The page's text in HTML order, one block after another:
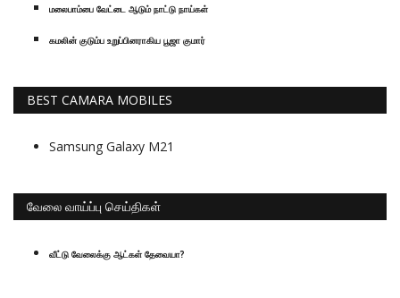
மலைபாம்பை வேட்டை ஆடும் நாட்டு நாய்கள்
கமலின் குடும்ப உறுப்பினராகிய பூஜா குமார்
BEST CAMARA MOBILES
Samsung Galaxy M21
வேலை வாய்ப்பு செய்திகள்
வீட்டு வேலைக்கு ஆட்கள் தேவையா?